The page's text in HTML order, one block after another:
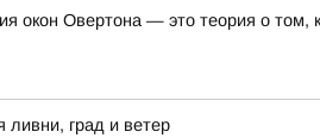
окон Овертона — это теория о том,
ливни, град и ветер